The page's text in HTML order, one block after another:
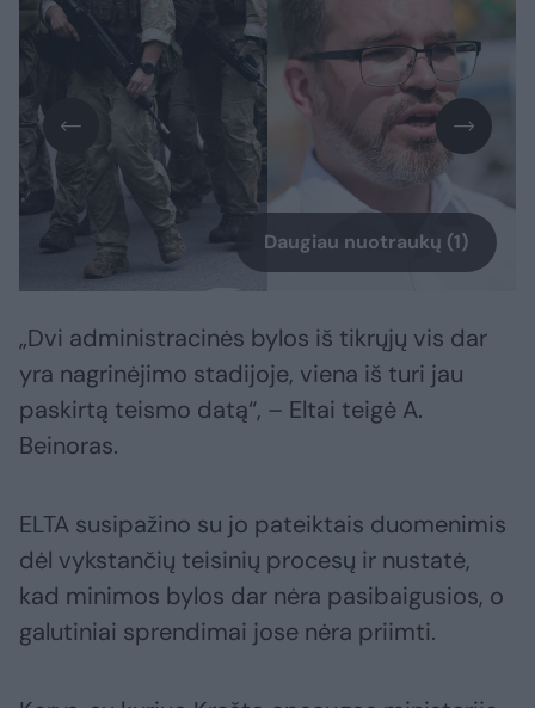
Daugiau nuotraukų (1)
„Dvi administracinės bylos iš tikrųjų vis dar
yra nagrinėjimo stadijoje, viena iš turi jau
paskirtą teismo datą“, – Eltai teigė A.
Beinoras.
ELTA susipažino su jo pateiktais duomenimis
dėl vykstančių teisinių procesų ir nustatė,
kad minimos bylos dar nėra pasibaigusios, o
galutiniai sprendimai jose nėra priimti.